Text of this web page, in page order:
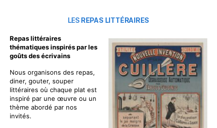
LES REPAS LITTÉRAIRES
Repaslittéraires
thématiques inspirés par les
goûts des écrivains
Nous organisons des repas,
diner, gouter, souper
littéraires où chaque plat est
inspiré par une œuvre ou un
thème abordé par nos
invités.